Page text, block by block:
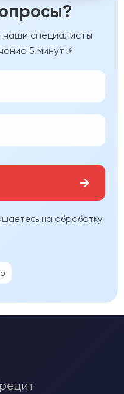
специалисты
5 минут ⚡
→
на обработку